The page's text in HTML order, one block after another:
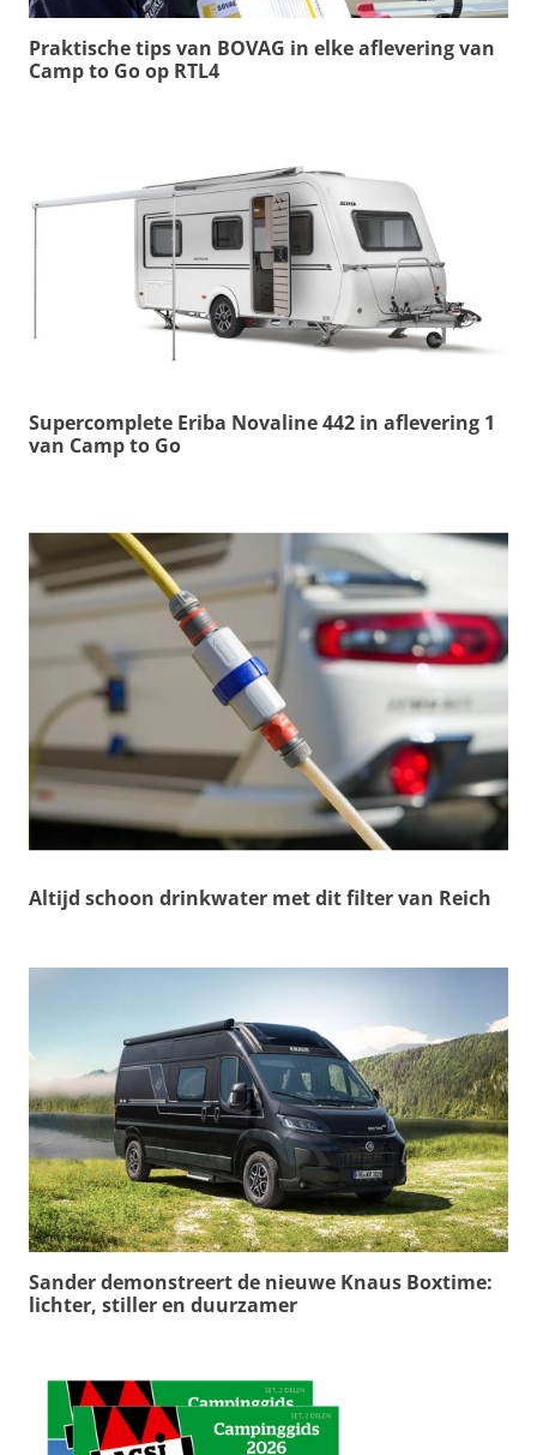
Praktische tips van BOVAG in elke aflevering van
Camp to Go op RTL4
Supercomplete Eriba Novaline 442 in aflevering 1
van Camp to Go
Altijd schoon drinkwater met dit filter van Reich
Sander demonstreert de nieuwe Knaus Boxtime:
lichter, stiller en duurzamer